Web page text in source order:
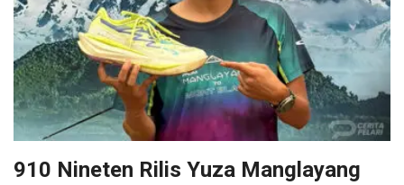
910 Nineten Rilis Yuza Manglayang